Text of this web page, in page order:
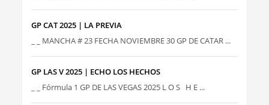
GP CAT 2025 | LA PREVIA
_ _ MANCHA # 23 FECHA NOVIEMBRE 30 GP DE CATAR ...
GP LAS V 2025 | ECHO LOS HECHOS
_ _ Fórmula 1 GP DE LAS VEGAS 2025 L O S H E ...